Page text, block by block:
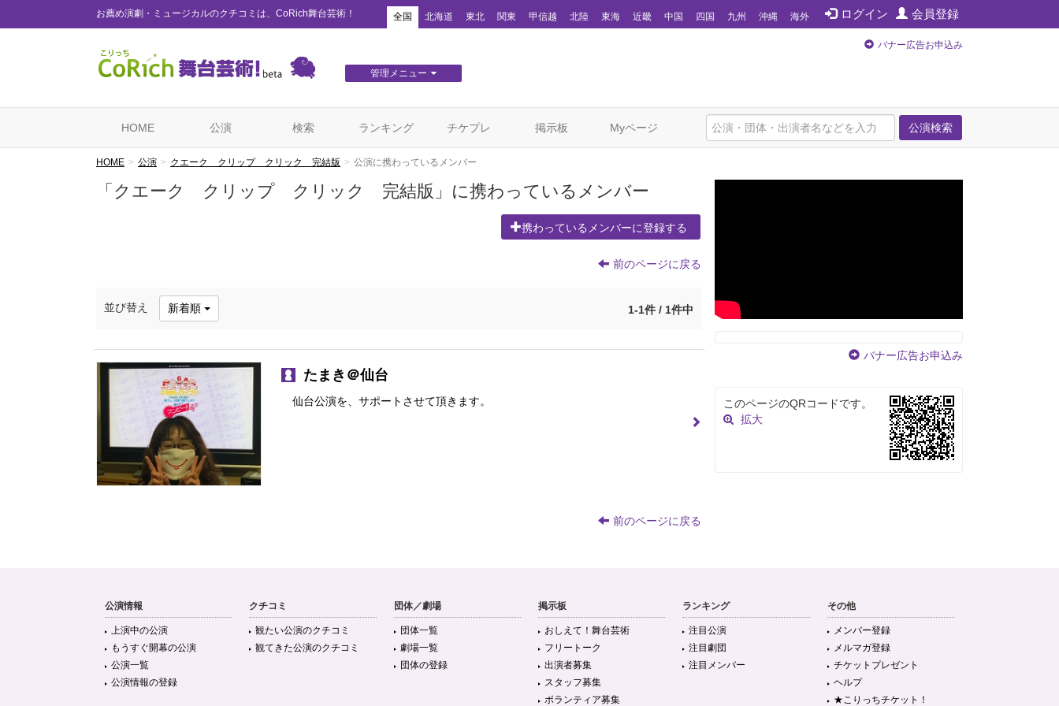
お薦め演劇・ミュージカルのクチコミは、CoRich舞台芸術！ ログイン 会員登録
全国 北海道 東北 関東 甲信越 北陸 東海 近畿 中国 四国 九州 沖縄 海外
管理メニュー
バナー広告お申込み
公演検索
HOME 公演 検索 ランキング チケプレ 掲示板 Myページ
HOME 公演 クエーク クリップ クリック 完結版 公演に携わっているメンバー
「クエーク クリップ クリック 完結版」に携わっているメンバー
携わっているメンバーに登録する
前のページに戻る
並び替え 新着順 1-1件 / 1件中
たまき＠仙台
仙台公演を、サポートさせて頂きます。
前のページに戻る
バナー広告お申込み
このページのQRコードです。
拡大
公演情報
上演中の公演
もうすぐ開幕の公演
公演一覧
公演情報の登録
クチコミ
観たい公演のクチコミ
観てきた公演のクチコミ
団体／劇場
団体一覧
劇場一覧
団体の登録
掲示板
おしえて！舞台芸術
フリートーク
出演者募集
スタッフ募集
ボランティア募集
ランキング
注目公演
注目劇団
注目メンバー
その他
メンバー登録
メルマガ登録
チケットプレゼント
ヘルプ
★こりっちチケット！